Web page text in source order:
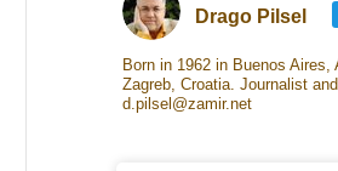
Drago Pilsel
Born in 1962 in Buenos Aires,
Zagreb, Croatia. Journalist
d.pilsel@zamir.net